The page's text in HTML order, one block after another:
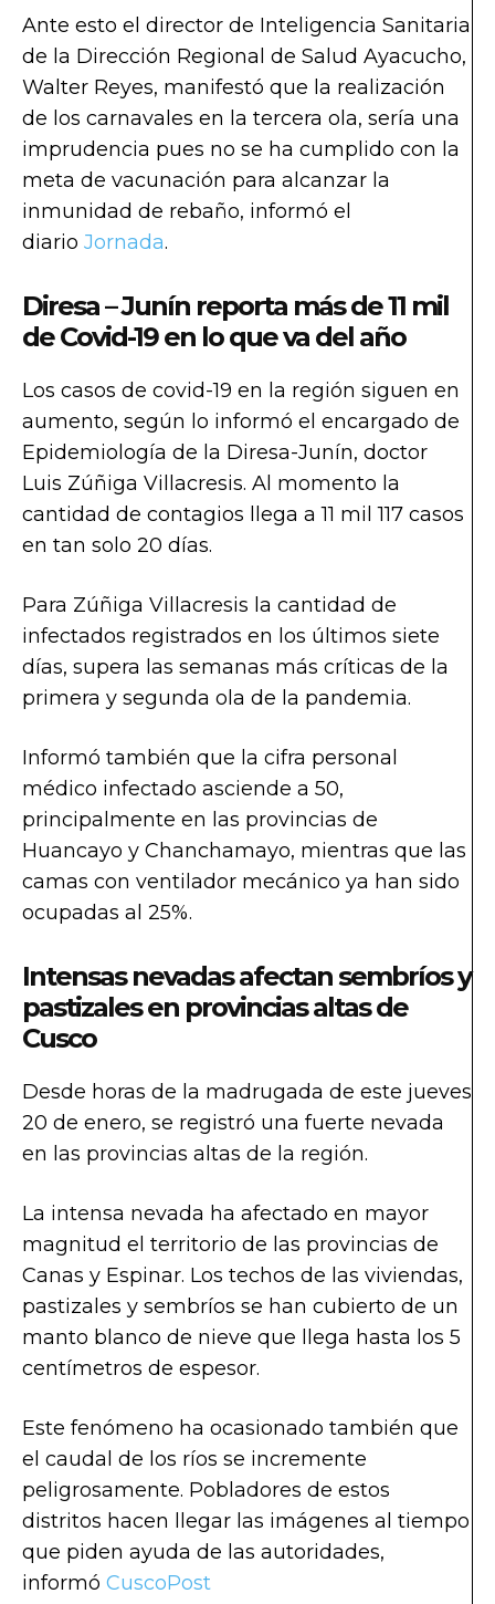
Ante esto el director de Inteligencia Sanitaria
de la Dirección Regional de Salud Ayacucho,
Walter Reyes, manifestó que la realización
de los carnavales en la tercera ola, sería una
imprudencia pues no se ha cumplido con la
meta de vacunación para alcanzar la
inmunidad de rebaño, informó el
diario Jornada.
Diresa – Junín reporta más de 11 mil
de Covid-19 en lo que va del año
Los casos de covid-19 en la región siguen en
aumento, según lo informó el encargado de
Epidemiología de la Diresa-Junín, doctor
Luis Zúñiga Villacresis. Al momento la
cantidad de contagios llega a 11 mil 117 casos
en tan solo 20 días.
Para Zúñiga Villacresis la cantidad de
infectados registrados en los últimos siete
días, supera las semanas más críticas de la
primera y segunda ola de la pandemia.
Informó también que la cifra personal
médico infectado asciende a 50,
principalmente en las provincias de
Huancayo y Chanchamayo, mientras que las
camas con ventilador mecánico ya han sido
ocupadas al 25%.
Intensas nevadas afectan sembríos y
pastizales en provincias altas de
Cusco
Desde horas de la madrugada de este jueves
20 de enero, se registró una fuerte nevada
en las provincias altas de la región.
La intensa nevada ha afectado en mayor
magnitud el territorio de las provincias de
Canas y Espinar. Los techos de las viviendas,
pastizales y sembríos se han cubierto de un
manto blanco de nieve que llega hasta los 5
centímetros de espesor.
Este fenómeno ha ocasionado también que
el caudal de los ríos se incremente
peligrosamente. Pobladores de estos
distritos hacen llegar las imágenes al tiempo
que piden ayuda de las autoridades,
informó CuscoPost